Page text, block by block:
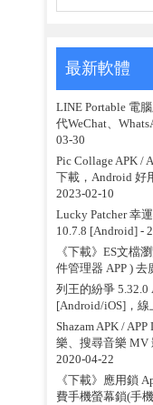
最新軟體
LINE Portable 電
代WeChat、
03-30
Pic Collage APK /
下載，Android 好
2023-02-10
Lucky Patcher 幸
10.7.8 [Android] -
《下載》ES文檔
件管理器 APP ) 去
列王的紛爭 5.32.0
[Android/iOS]，
Shazam APK /
樂、搜尋音樂 MV
2020-04-22
《下載》應用鎖
費手機螢幕鎖(手